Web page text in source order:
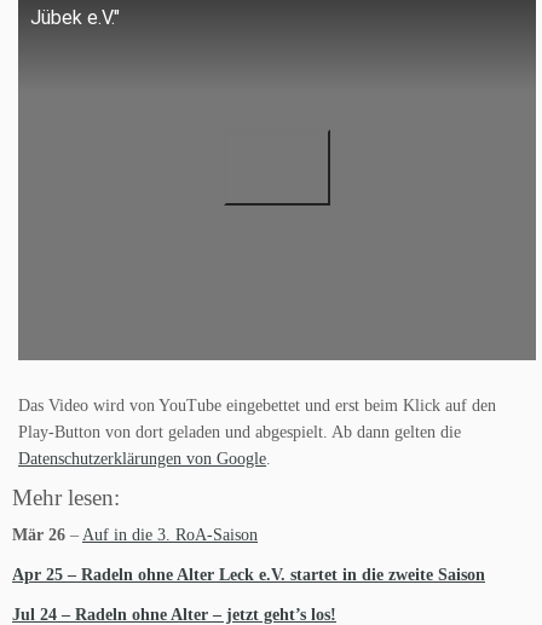
Jübek e.V."
Das Video wird von YouTube eingebettet und erst beim Klick auf den
Play-Button von dort geladen und abgespielt. Ab dann gelten die
Datenschutzerklärungen von Google.
Mehr lesen:
Mär 26 – Auf in die 3. RoA-Saison
Apr 25 – Radeln ohne Alter Leck e.V. startet in die zweite Saison
Jul 24 – Radeln ohne Alter – jetzt geht’s los!